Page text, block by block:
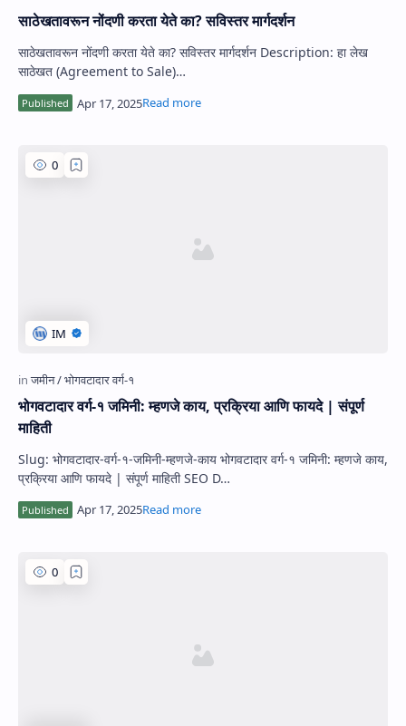
साठेखतावरून नोंदणी करता येते का? सविस्तर मार्गदर्शन
साठेखतावरून नोंदणी करता येते का? सविस्तर मार्गदर्शन Description: हा लेख
साठेखत (Agreement to Sale)…
भोगवटादार वर्ग-१ जमिनी: म्हणजे काय, प्रक्रिया आणि फायदे | संपूर्ण
माहिती
Slug: भोगवटादार-वर्ग-१-जमिनी-म्हणजे-काय भोगवटादार वर्ग-१ जमिनी: म्हणजे काय,
प्रक्रिया आणि फायदे | संपूर्ण माहिती SEO D…